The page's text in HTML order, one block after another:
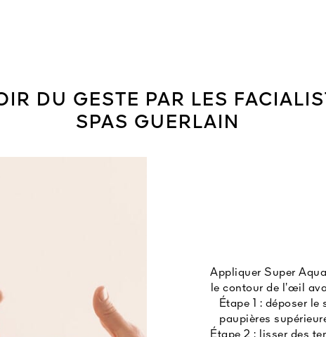
DU GESTE PAR LES
SPAS GUERLAIN
Appliquer Super
le contour de l’œil
Étape 1 : déposer
paupières
Étape 2 : lisser des